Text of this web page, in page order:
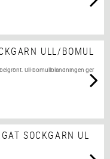
ULL/BOMUL
Ull-bomullblandningen ger
SOCKGARN UL